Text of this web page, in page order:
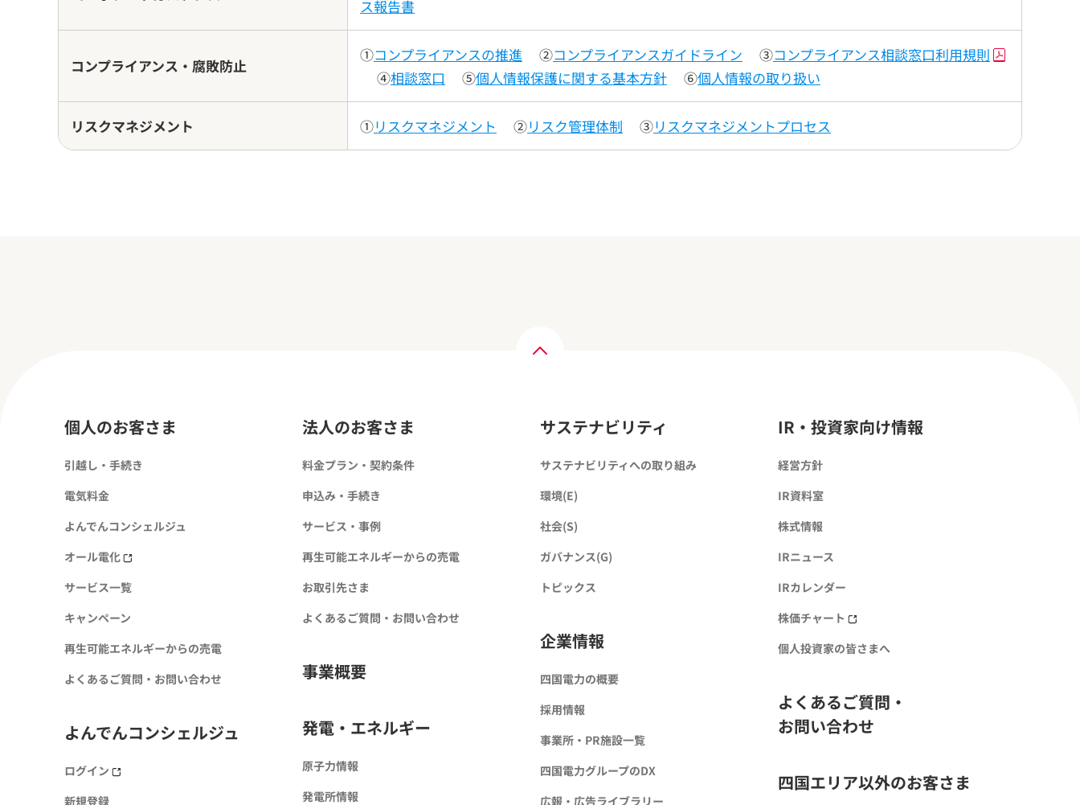
ス報告書
コンプライアンス・腐敗防止
①コンプライアンスの推進 ②コンプライアンスガイドライン ③コンプライアンス相談窓口利用規則
④相談窓口 ⑤個人情報保護に関する基本方針 ⑥個人情報の取り扱い
リスクマネジメント ①リスクマネジメント ②リスク管理体制 ③リスクマネジメントプロセス
個人のお客さま
引越し・手続き
電気料金
よんでんコンシェルジュ
オール電化
サービス一覧
キャンペーン
再生可能エネルギーからの売電
よくあるご質問・お問い合わせ
よんでんコンシェルジュ
ログイン
新規登録
法人のお客さま
料金プラン・契約条件
申込み・手続き
サービス・事例
再生可能エネルギーからの売電
お取引先さま
よくあるご質問・お問い合わせ
事業概要
発電・エネルギー
原子力情報
発電所情報
サステナビリティ
サステナビリティへの取り組み
環境(E)
社会(S)
ガバナンス(G)
トピックス
企業情報
四国電力の概要
採用情報
事業所・PR施設一覧
四国電力グループのDX
広報・広告ライブラリー
IR・投資家向け情報
経営方針
IR資料室
株式情報
IRニュース
IRカレンダー
株価チャート
個人投資家の皆さまへ
よくあるご質問・
お問い合わせ
四国エリア以外のお客さま